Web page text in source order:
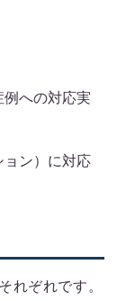
への対応実
ン）に対応
れぞれです。